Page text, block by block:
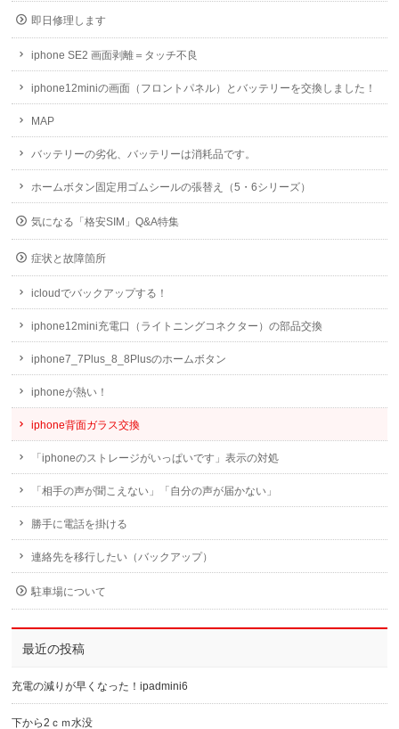
即日修理します
iphone SE2 画面剥離＝タッチ不良
iphone12miniの画面（フロントパネル）とバッテリーを交換しました！
MAP
バッテリーの劣化、バッテリーは消耗品です。
ホームボタン固定用ゴムシールの張替え（5・6シリーズ）
気になる「格安SIM」Q&A特集
症状と故障箇所
icloudでバックアップする！
iphone12mini充電口（ライトニングコネクター）の部品交換
iphone7_7Plus_8_8Plusのホームボタン
iphoneが熱い！
iphone背面ガラス交換
「iphoneのストレージがいっぱいです」表示の対処
「相手の声が聞こえない」「自分の声が届かない」
勝手に電話を掛ける
連絡先を移行したい（バックアップ）
駐車場について
最近の投稿
充電の減りが早くなった！ipadmini6
下から2ｃｍ水没